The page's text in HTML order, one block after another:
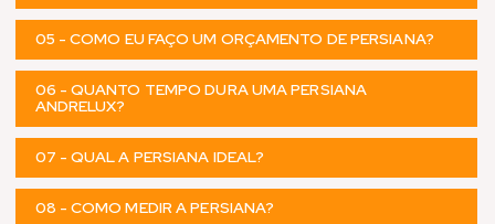
05 - COMO EU FAÇO UM ORÇAMENTO DE PERSIANA?
06 - QUANTO TEMPO DURA UMA PERSIANA
ANDRELUX?
07 - QUAL A PERSIANA IDEAL?
08 - COMO MEDIR A PERSIANA?